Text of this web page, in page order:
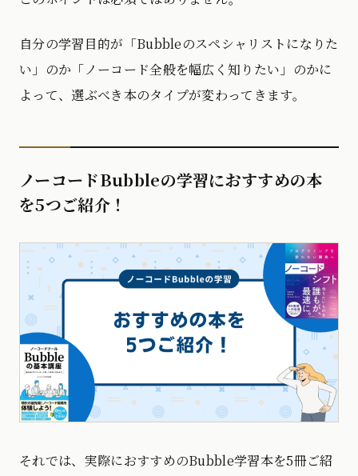
自分の学習目的が「Bubbleのスペシャリストになりた
い」のか「ノーコード全般を幅広く知りたい」のかに
よって、選ぶべき本のタイプが変わってきます。
ノーコードBubbleの学習におすすめの本
を5つご紹介！
それでは、実際におすすめのBubble学習本を5冊ご紹